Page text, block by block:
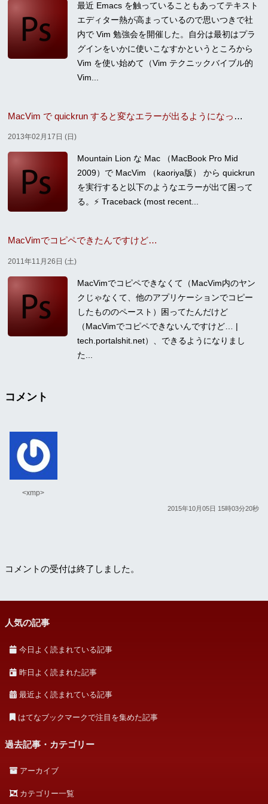
最近 Emacs を触っていることもあってテキスト
エディター熱が高まっているので思いつきで社
内で Vim 勉強会を開催した。自分は最初はプラ
グインをいかに使いこなすかというところから
Vim を使い始めて（Vim テクニックバイブル的
Vim...
MacVim で quickrun すると変なエラーが出るようになって困ってる
2013年02月17日 (日)
Mountain Lion な Mac （MacBook Pro Mid
2009）で MacVim （kaoriya版） から quickrun
を実行すると以下のようなエラーが出て困って
る。⚡ Traceback (most recent...
MacVimでコピペできたんですけど…
2011年11月26日 (土)
MacVimでコピペできなくて（MacVim内のヤン
クじゃなくて、他のアプリケーションでコピー
したもののペースト）困ってたんだけど
（MacVimでコピペできないんですけど… |
tech.portalshit.net）、できるようになりまし
た...
コメント
<xmp>
2015年10月05日 15時03分20秒
コメントの受付は終了しました。
人気の記事
今日よく読まれている記事
昨日よく読まれた記事
最近よく読まれている記事
はてなブックマークで注目を集めた記事
過去記事・カテゴリー
アーカイブ
カテゴリー一覧